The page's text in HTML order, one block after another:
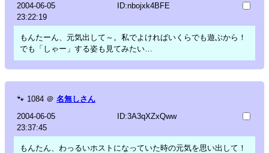
2004-06-05
23:22:19
ID:nbojxk4BFE
もんたーん、元気出して～。私でよければいくらでも遊ぶから！
でも「しゃー」する姿も見てみたい…
🐾 1084 ＠ 名無しさん
2004-06-05
23:37:45
ID:3A3qXZxQww
もんたん、わっるいホストになっていた時の元気を思い出して！